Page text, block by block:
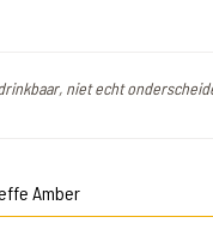
niet echt
Amber